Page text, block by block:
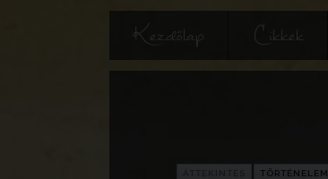
Kezdőlap Cikkek
TÖRTÉNELEM